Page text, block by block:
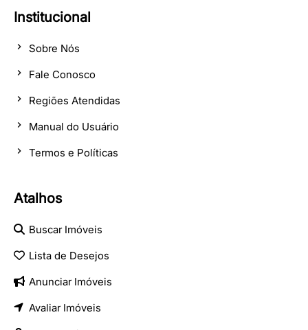
Institucional
Sobre Nós
Fale Conosco
Regiões Atendidas
Manual do Usuário
Termos e Políticas
Atalhos
Buscar Imóveis
Lista de Desejos
Anunciar Imóveis
Avaliar Imóveis